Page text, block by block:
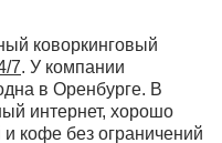
коворкинговый
7. У компании
в Оренбурге. В
интернет, хорошо
кофе без ограничений